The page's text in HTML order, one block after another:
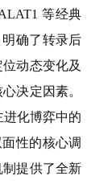
等经典
确了转录后
动态变化及
决定因素。
进化博弈中的
性的核心调
提供了全新